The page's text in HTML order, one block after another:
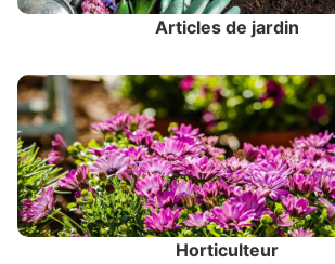
Articles de jardin
Horticulteur